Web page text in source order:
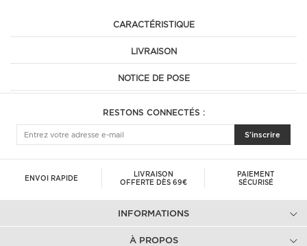
CARACTÉRISTIQUE
LIVRAISON
NOTICE DE POSE
RESTONS CONNECTÉS :
S'inscrire
ENVOI RAPIDE
LIVRAISON
OFFERTE DÈS 69€
PAIEMENT
SÉCURISÉ
INFORMATIONS
À PROPOS